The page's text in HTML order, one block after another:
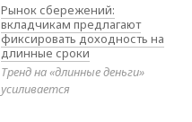
Рынок сбережений:
вкладчикам предлагают
фиксировать доходность на
длинные сроки
Тренд на «длинные деньги»
усиливается